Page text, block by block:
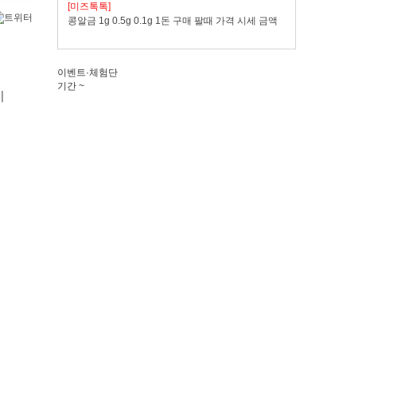
[미즈톡톡]
콩알금 1g 0.5g 0.1g 1돈 구매 팔때 가격 시세 금액
이벤트·체험단
기간 ~